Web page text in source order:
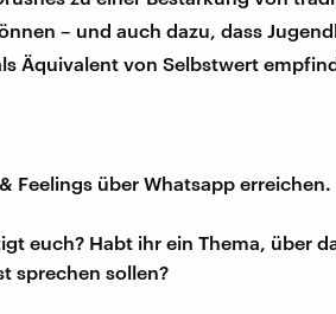
– und auch dazu, dass
Äquivalent von Selbstwert
Feelings über Whatsapp erreichen.
euch? Habt ihr ein Thema, über
sprechen sollen?